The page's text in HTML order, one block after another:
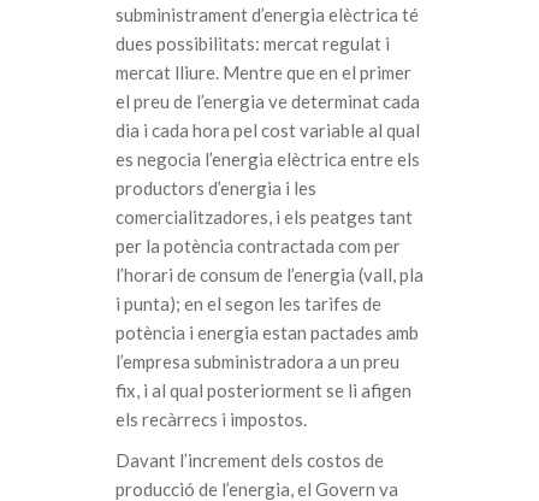
subministrament d’energia elèctrica té
dues possibilitats: mercat regulat i
mercat lliure. Mentre que en el primer
el preu de l’energia ve determinat cada
dia i cada hora pel cost variable al qual
es negocia l’energia elèctrica entre els
productors d’energia i les
comercialitzadores, i els peatges tant
per la potència contractada com per
l’horari de consum de l’energia (vall, pla
i punta); en el segon les tarifes de
potència i energia estan pactades amb
l’empresa subministradora a un preu
fix, i al qual posteriorment se li afigen
els recàrrecs i impostos.
Davant l’increment dels costos de
producció de l’energia, el Govern va